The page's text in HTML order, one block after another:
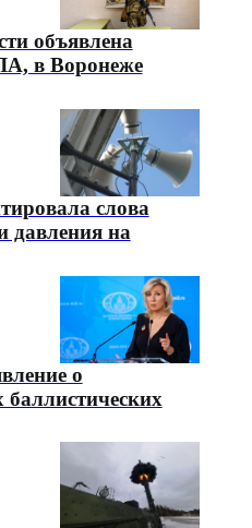
объявлена
в Воронеже
слова
давления на
о
баллистических